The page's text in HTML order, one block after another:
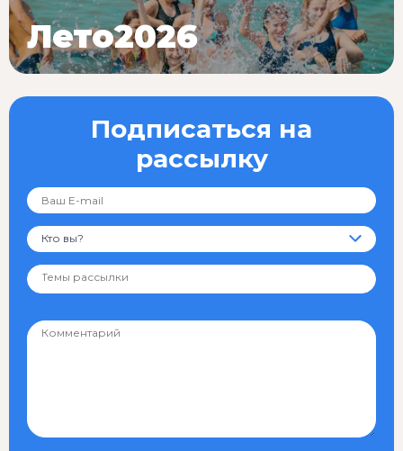
Подписаться на
рассылку
Кто вы?
Лето2026